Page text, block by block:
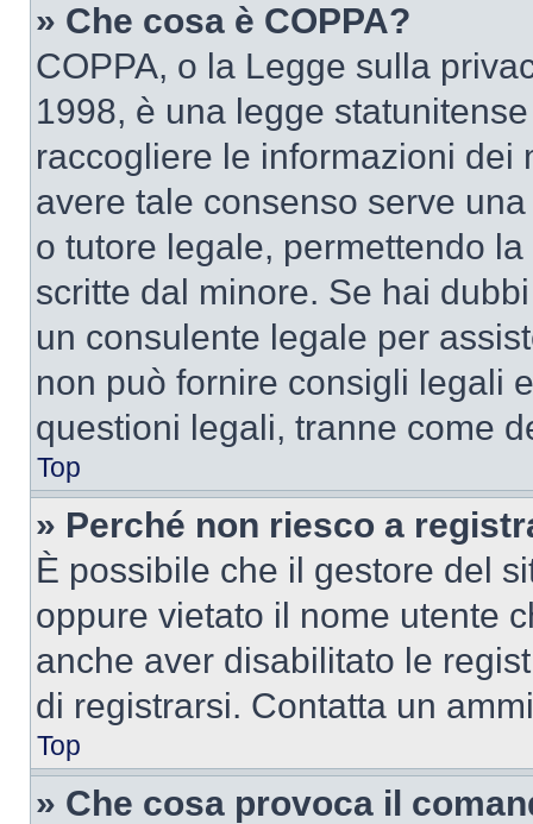
» Che cosa è COPPA?
COPPA, o la Legge sulla
1998, è una legge
raccogliere le informazioni dei
avere tale consenso serve
o tutore legale, permettendo
scritte dal minore. Se hai
un consulente legale per
non può fornire consigli legali
questioni legali, tranne come
Top
» Perché non riesco a
È possibile che il gestore del
oppure vietato il nome utente
anche aver disabilitato le
di registrarsi. Contatta un
Top
» Che cosa provoca il